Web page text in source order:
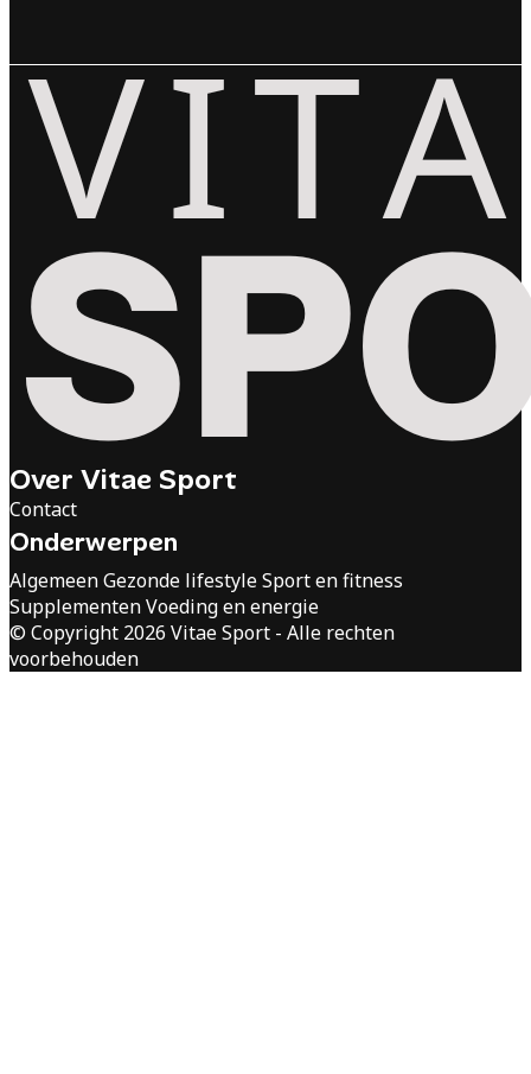
Over Vitae Sport
Contact
Onderwerpen
AlgemeenGezonde lifestyleSport en fitness
SupplementenVoeding en energie
© Copyright 2026 Vitae Sport - Alle rechten
voorbehouden